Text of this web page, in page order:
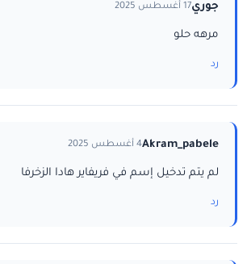
جوري17 أغسطس 2025
مرهه حلو
رد
Akram_pabele4 أغسطس 2025
لم يتم تدخيل إسم في فريفاير هادا الزخرفا
رد